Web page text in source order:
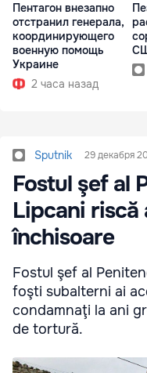
Пентагон внезапно
отстранил генерала,
координирующего
военную помощь
Украине
2 часа назад
Sputnik 29 декабря
Fostul şef al
Lipcani riscă
închisoare
Fostul şef al
foşti subalterni ai
condamnaţi la ani
de tortură.